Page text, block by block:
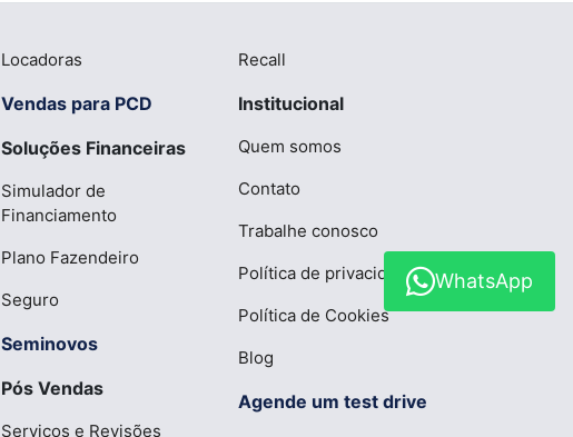
Locadoras
Vendas para PCD
Soluções Financeiras
Simulador de
Financiamento
Plano Fazendeiro
Seguro
Seminovos
Pós Vendas
Serviços e Revisões
Recall
Institucional
Quem somos
Contato
Trabalhe conosco
Política de privacidade
Política de Cookies
Blog
Agende um test drive
WhatsApp